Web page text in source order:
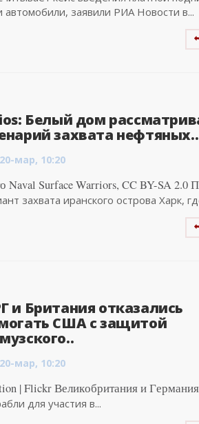
автомобили, заявили РИА Новости в...
Белый дом
захвата нефтяных..
20-мар, 10:20
Naval Surface Warriors, CC BY-SA 2.0
захвата иранского острова Харк,
и Британия отказались
США с защитой
20-мар, 10:20
| Flickr Великобритания и Германия
для участия в...